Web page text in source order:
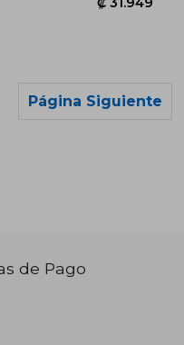
Página Siguiente
de Pago